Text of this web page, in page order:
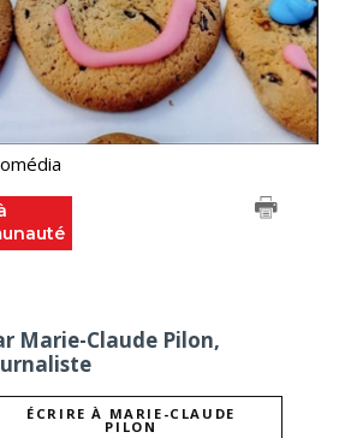
Marie-Claude Pilon,
ÉCRIRE À MARIE-CLAUDE
PILON